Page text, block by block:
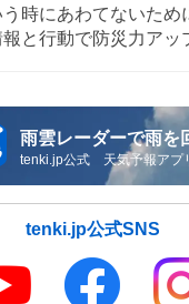
時にあわてないため
と行動で防災力アッ
雨雲レーダーで雨を
tenki.jp公式 天気予報アプ
tenki.jp公式SNS